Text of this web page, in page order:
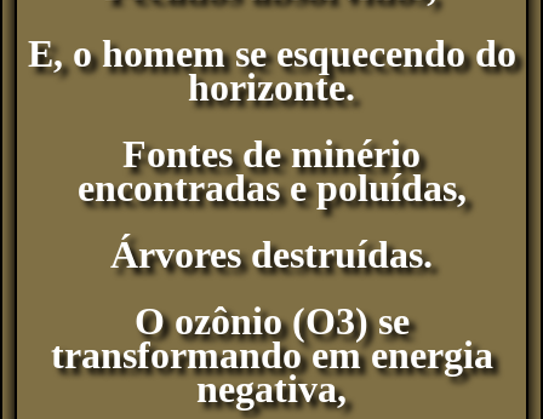
E, o homem se esquecendo do
horizonte.
Fontes de minério
encontradas e poluídas,
Árvores destruídas.
O ozônio (O3) se
transformando em energia
negativa,